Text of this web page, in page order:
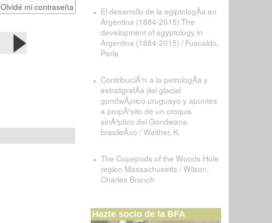
Olvidé mi contraseña
El desarrollo de la egiptologÃ­a en
Argentina (1884-2015) The
development of egyptology in
Argentina (1884-2015) / Fuscaldo,
Perla
ContribuciÃ³n a la petrologÃ­a y
estratigrafÃ­a del glacial
gondwÃ¡nico uruguayo y apuntes
a propÃ³sito de un croquis
sinÃ³ptico del Gondwana
brasileÃ±o / Walther, K.
The Copepods of the Woods Hole
region Massachusetts / Wilson,
Charles Branch
Hazte socio de la BFA